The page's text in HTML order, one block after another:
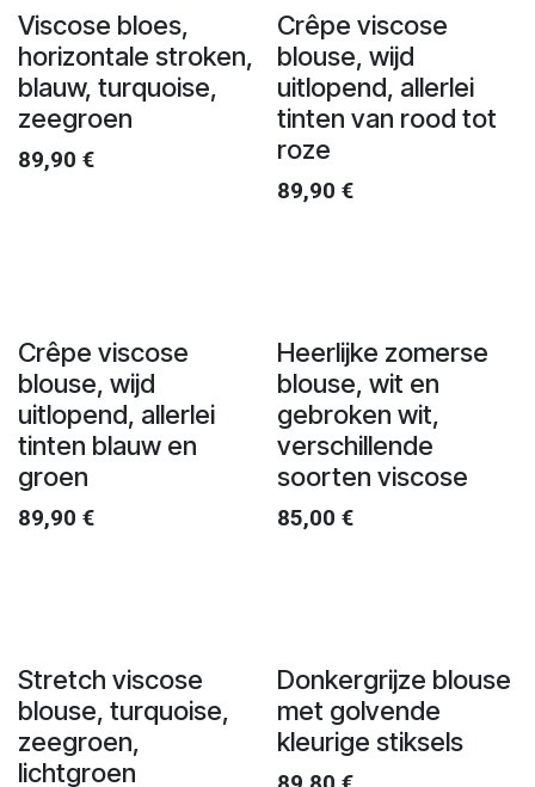
Viscose bloes,
horizontale stroken,
blauw, turquoise,
zeegroen
89,90 €
Crêpe viscose
blouse, wijd
uitlopend, allerlei
tinten van rood tot
roze
89,90 €
Crêpe viscose
blouse, wijd
uitlopend, allerlei
tinten blauw en
groen
89,90 €
Heerlijke zomerse
blouse, wit en
gebroken wit,
verschillende
soorten viscose
85,00 €
Stretch viscose
blouse, turquoise,
zeegroen,
lichtgroen
Donkergrijze blouse
met golvende
kleurige stiksels